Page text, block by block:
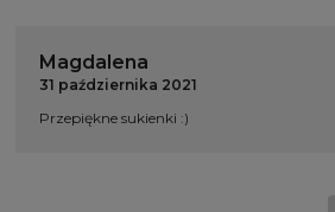
Magdalena
31 października 2021
Przepiękne sukienki :)